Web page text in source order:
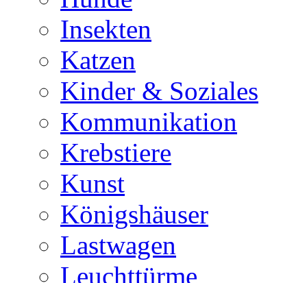
Insekten
Katzen
Kinder & Soziales
Kommunikation
Krebstiere
Kunst
Königshäuser
Lastwagen
Leuchttürme